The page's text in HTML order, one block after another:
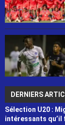
DERNIERS
Sélection U20 :
intéressants qu’il